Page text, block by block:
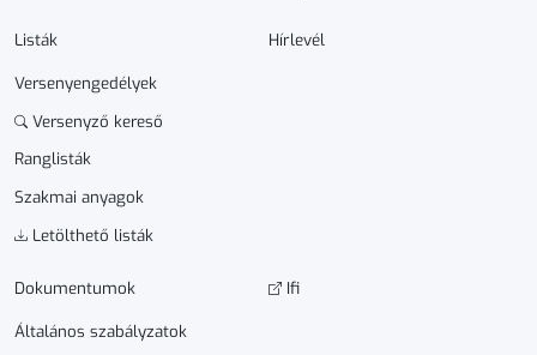
Listák
Versenyengedélyek
Versenyző kereső
Ranglisták
Szakmai anyagok
Letölthető listák
Hírlevél
Dokumen­­tumok
Általános szabályzatok
Ifi